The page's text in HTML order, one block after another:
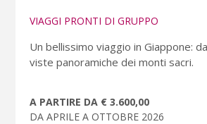
VIAGGI PRONTI DI GRUPPO
Un bellissimo viaggio in Giappone:
viste panoramiche dei monti sacri.
A PARTIRE DA € 3.600,00
DA APRILE A OTTOBRE 2026